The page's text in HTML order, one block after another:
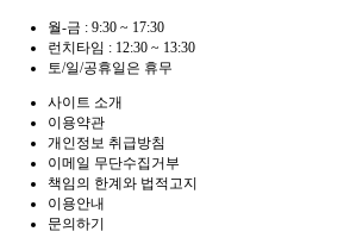
월-금 : 9:30 ~ 17:30
런치타임 : 12:30 ~ 13:30
토/일/공휴일은 휴무
사이트 소개
이용약관
개인정보 취급방침
이메일 무단수집거부
책임의 한계와 법적고지
이용안내
문의하기